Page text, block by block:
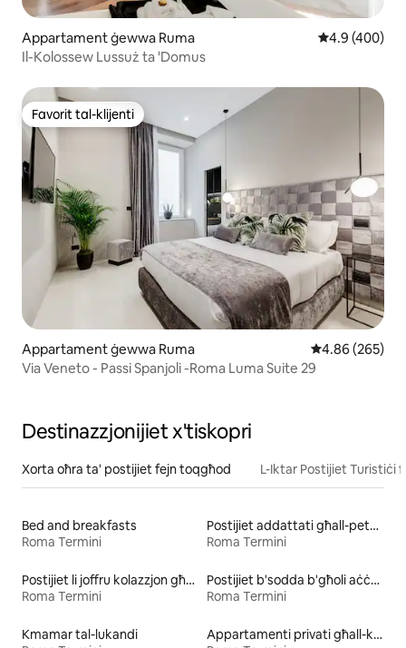
Appartament ġewwa Ruma Rating medju
4.9 (400)
Il-Kolossew Lussuż ta 'Domus
Favorit tal-klijenti
Favorit tal-klijenti
Appartament ġewwa Ruma Rating medju
4.86 (265)
Via Veneto - Passi Spanjoli -Roma Luma Suite 29
Destinazzjonijiet x'tiskopri
Xorta oħra ta' postijiet fejn toqgħod L-Iktar Postijiet Turistiċi
Bed and breakfasts
Roma Termini
Postijiet addattati għall-pets għall-kiri
Roma Termini
Postijiet li joffru kolazzjon għall-kiri
Roma Termini
Postijiet b'sodda b'għoli aċċessibbli għall-kiri
Roma Termini
Kmamar tal-lukandi
Appartamenti privati għall-kiri